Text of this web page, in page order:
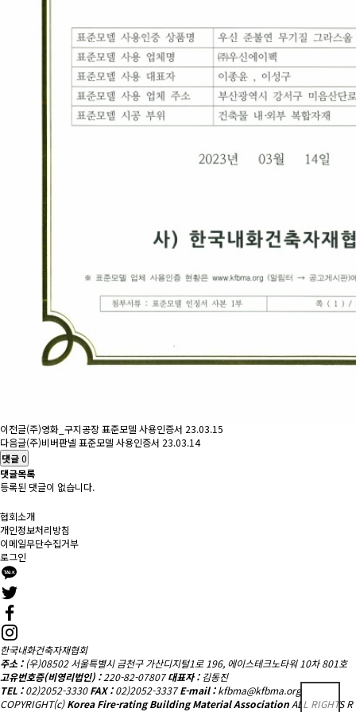
이전글(주)영화_구지공장 표준모델 사용인증서 23.03.15
다음글(주)비버판넬 표준모델 사용인증서 23.03.14
댓글0
댓글목록
등록된 댓글이 없습니다.
협회소개
개인정보처리방침
이메일무단수집거부
로그인
한국내화건축자재협회
주소 : (우)08502 서울특별시 금천구 가산디지털1로 196, 에이스테크노타워 10차 801호
고유번호증(비영리법인) :220-82-07807 대표자 : 김동진
TEL :02)2052-3330 FAX :02)2052-3337 E-mail :kfbma@kfbma.org
COPYRIGHT(c)Korea Fire-rating Building Material AssociationALL RIGHTS R